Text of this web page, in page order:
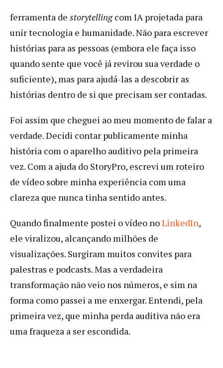
ferramenta de storytellingcom IA projetada para
unir tecnologia e humanidade. Não para escrever
histórias para as pessoas (embora ele faça isso
quando sente que você já revirou sua verdade o
suficiente), mas para ajudá-las a descobrir as
histórias dentro de si que precisam ser contadas.
Foi assim que cheguei ao meu momento de falar a
verdade. Decidi contar publicamente minha
história com o aparelho auditivo pela primeira
vez. Com a ajuda do StoryPro, escrevi um roteiro
de vídeo sobre minha experiência com uma
clareza que nunca tinha sentido antes.
Quando finalmente postei o vídeo noLinkedIn,
ele viralizou, alcançando milhões de
visualizações. Surgiram muitos convites para
palestras e podcasts. Mas a verdadeira
transformação não veio nos números, e sim na
forma como passei a me enxergar. Entendi, pela
primeira vez, que minha perda auditiva não era
uma fraqueza a ser escondida.